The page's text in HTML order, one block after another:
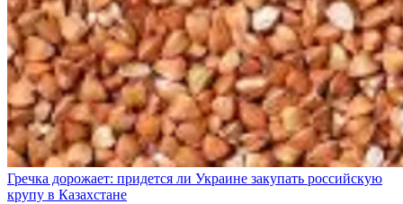
Гречка дорожает: придется ли Украине закупать российскую
крупу в Казахстане